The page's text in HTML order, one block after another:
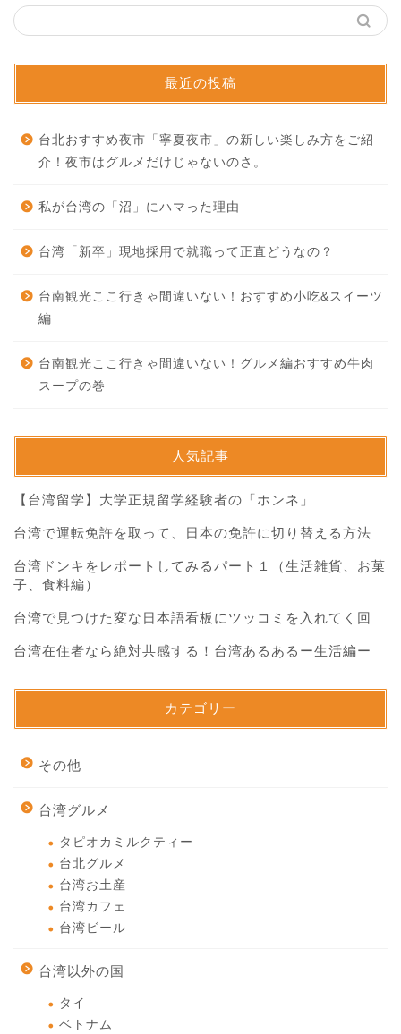
最近の投稿
台北おすすめ夜市「寧夏夜市」の新しい楽しみ方をご紹
介！夜市はグルメだけじゃないのさ。
私が台湾の「沼」にハマった理由
台湾「新卒」現地採用で就職って正直どうなの？
台南観光ここ行きゃ間違いない！おすすめ小吃&スイーツ
編
台南観光ここ行きゃ間違いない！グルメ編おすすめ牛肉
スープの巻
人気記事
【台湾留学】大学正規留学経験者の「ホンネ」
台湾で運転免許を取って、日本の免許に切り替える方法
台湾ドンキをレポートしてみるパート１（生活雑貨、お菓
子、食料編）
台湾で見つけた変な日本語看板にツッコミを入れてく回
台湾在住者なら絶対共感する！台湾あるあるー生活編ー
カテゴリー
その他
台湾グルメ
タピオカミルクティー
台北グルメ
台湾お土産
台湾カフェ
台湾ビール
台湾以外の国
タイ
ベトナム